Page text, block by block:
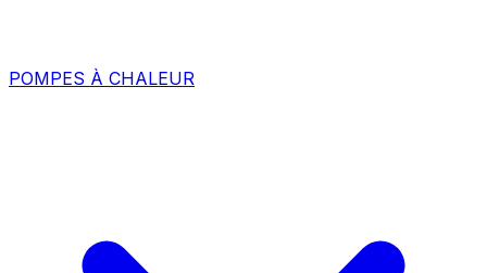
POMPES À CHALEUR